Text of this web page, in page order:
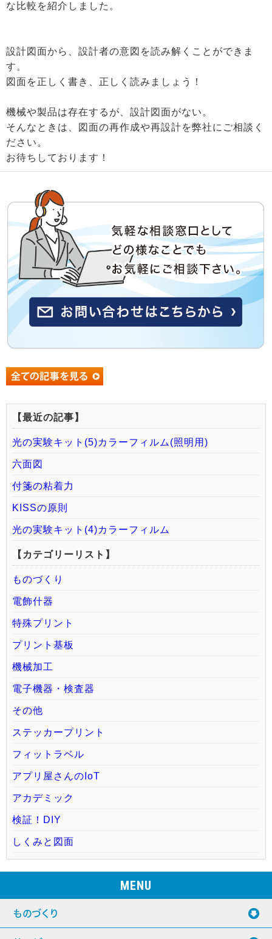
な比較を紹介しました。
設計図面から、設計者の意図を読み解くことができま
す。
図面を正しく書き、正しく読みましょう！
機械や製品は存在するが、設計図面がない。
そんなときは、図面の再作成や再設計を弊社にご相談く
ださい。
お待ちしております！
【最近の記事】
光の実験キット(5)カラーフィルム(照明用)
六面図
付箋の粘着力
KISSの原則
光の実験キット(4)カラーフィルム
【カテゴリーリスト】
ものづくり
電飾什器
特殊プリント
プリント基板
機械加工
電子機器・検査器
その他
ステッカープリント
フィットラベル
アプリ屋さんのIoT
アカデミック
検証！DIY
しくみと図面
MENU
ものづくり